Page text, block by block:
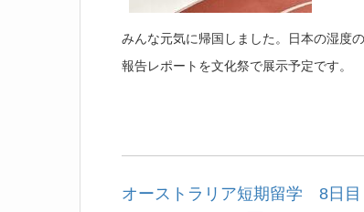
みんな元気に帰国しました。日本の湿度
報告レポートを文化祭で展示予定です。
オーストラリア短期留学 8日目